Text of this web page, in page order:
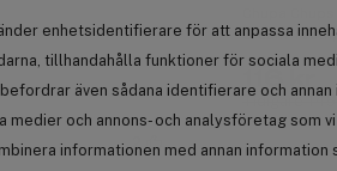
enhetsidentifierare för att anpassa
tillhandahålla funktioner för sociala
även sådana identifierare och
medier och annons- och analysföretag som
informationen med annan
Cream
116 kr
Tidigare 145
2